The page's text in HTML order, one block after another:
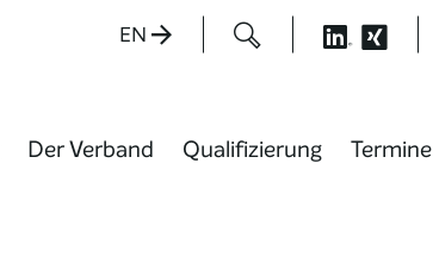
EN
Der Verband Qualifizierung Termine